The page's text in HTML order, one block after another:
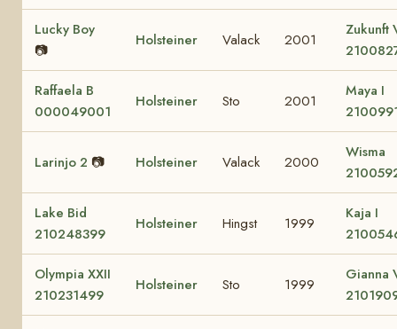
Lucky Boy
📷
Holsteiner Valack 2001
Zukunft
Raffaela B
000049001
Holsteiner Sto 2001
Maya I
Larinjo 2 📷 Holsteiner Valack 2000
Wisma
Lake Bid
210248399
Holsteiner Hingst 1999
Kaja I
Olympia XXII
210231499
Holsteiner Sto 1999
Gianna